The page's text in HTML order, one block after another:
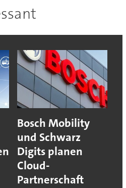
Bosch Mobility
und Schwarz
Digits planen
Cloud-
Partnerschaft